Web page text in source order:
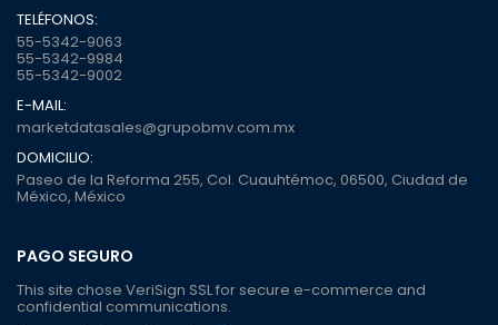
TELÉFONOS:
55-5342-9063
55-5342-9984
55-5342-9002
E-MAIL:
marketdatasales@grupobmv.com.mx
DOMICILIO:
Paseo de la Reforma 255, Col. Cuauhtémoc, 06500, Ciudad de
México, México
PAGO SEGURO
This site chose VeriSign SSL for secure e-commerce and
confidential communications.